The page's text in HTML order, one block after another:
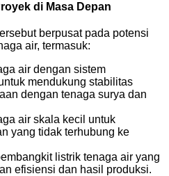
di Masa Depan
berpusat pada potensi
air, termasuk:
air dengan sistem
mendukung stabilitas
dengan tenaga surya dan
air skala kecil untuk
yang tidak terhubung ke
listrik tenaga air yang
efisiensi dan hasil produksi.